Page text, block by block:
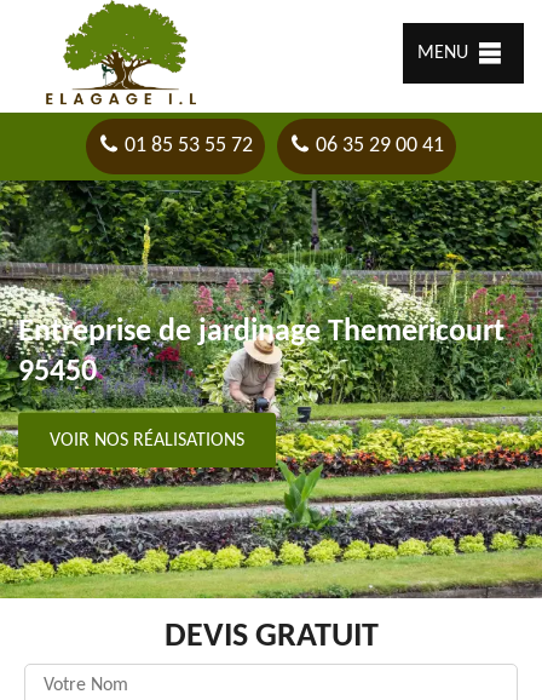
MENU
01 85 53 55 72 06 35 29 00 41
Entreprise de jardinage Themericourt
95450
VOIR NOS RÉALISATIONS
DEVIS GRATUIT